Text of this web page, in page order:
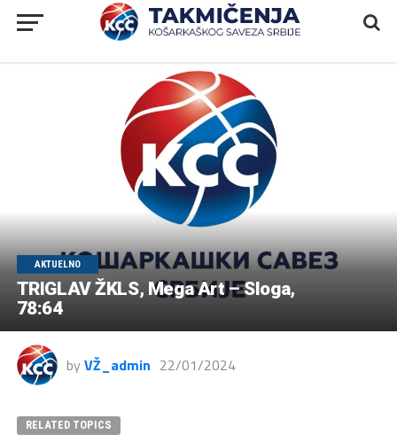
AKTUELNO
TRIGLAV ŽKLS, Mega Art – Sloga,
78:64
by VŽ_admin 22/01/2024
RELATED TOPICS